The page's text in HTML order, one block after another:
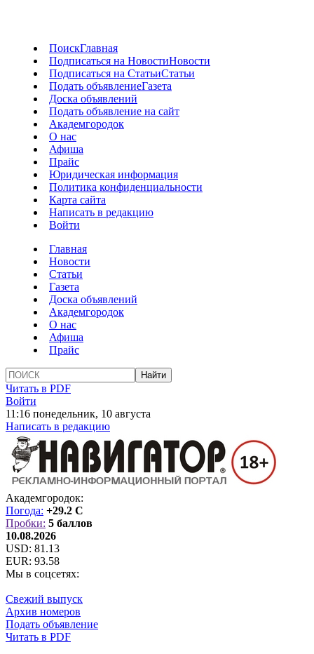
ПоискГлавная
Подписаться на НовостиНовости
Подписаться на СтатьиСтатьи
Подать объявлениеГазета
Доска объявлений
Подать объявление на сайт
Академгородок
О нас
Афиша
Прайс
Юридическая информация
Политика конфиденциальности
Карта сайта
Написать в редакцию
Войти
Главная
Новости
Статьи
Газета
Доска объявлений
Академгородок
О нас
Афиша
Прайс
Читать в PDF
Войти
11:16 понедельник, 10 августа
Написать в редакцию
Академгородок:
Погода: +29.2 C
Пробки: 5 баллов
10.08.2026
USD: 81.13
EUR: 93.58
Мы в соцсетях:
Свежий выпуск
Архив номеров
Подать объявление
Читать в PDF